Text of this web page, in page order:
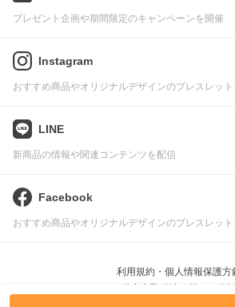
プレゼント企画や期間限定のキャンペーンを開催
Instagram
おすすめ商品やオリジナルデザインのブレスレット
LINE
新商品の情報や関連コンテンツを配信
Facebook
おすすめ商品やオリジナルデザインのブレスレット
利用規約・個人情報保護方
特定商取引法に基づく表記